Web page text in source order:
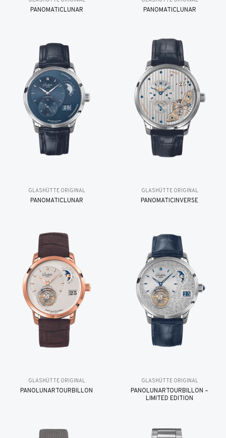
PANOMATICLUNAR PANOMATICLUNAR
GLASHÜTTE ORIGINAL
PANOMATICLUNAR
GLASHÜTTE ORIGINAL
PANOMATICINVERSE
GLASHÜTTE ORIGINAL
PANOLUNARTOURBILLON
GLASHÜTTE ORIGINAL
PANOLUNARTOURBILLON –
LIMITED EDITION